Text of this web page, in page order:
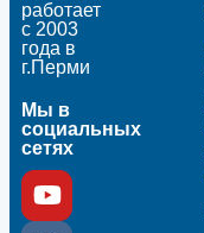
работает
с 2003
года в
г.Перми
Мы в
социальных
сетях